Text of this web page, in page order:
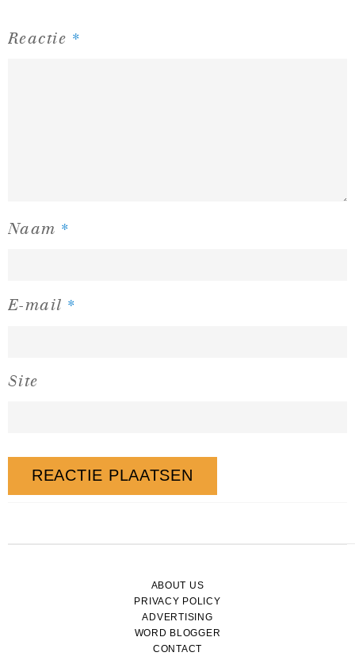
Reactie *
Naam *
E-mail *
Site
ABOUT US
PRIVACY POLICY
ADVERTISING
WORD BLOGGER
CONTACT